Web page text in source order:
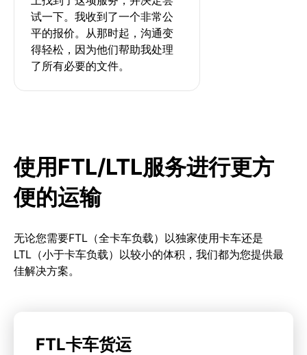
试一下。我收到了一个非常公
平的报价。从那时起，沟通变
得轻松，因为他们帮助我处理
了所有必要的文件。
使用FTL/LTL服务进行更方
便的运输
无论您需要FTL（全卡车负载）以独家使用卡车还是
LTL（小于卡车负载）以较小的体积，我们都为您提供最
佳解决方案。
FTL卡车货运